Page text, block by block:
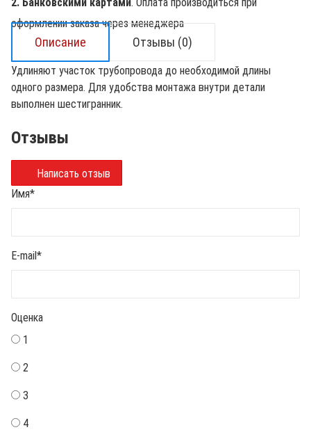
оформлении заказа через менеджера
Описание Отзывы (0)
Удлиняют участок трубопровода до необходимой длины
одного размера. Для удобства монтажа внутри детали
выполнен шестигранник.
Отзывы
Написать отзыв
Имя*
E-mail*
Оценка
1
2
3
4